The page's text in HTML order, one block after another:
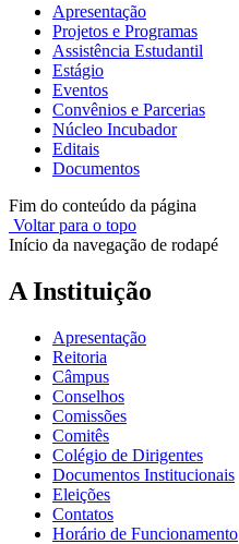
Apresentação
Projetos e Programas
Assistência Estudantil
Estágio
Eventos
Convênios e Parcerias
Núcleo Incubador
Editais
Documentos
Fim do conteúdo da página
Voltar para o topo
Início da navegação de rodapé
A Instituição
Apresentação
Reitoria
Câmpus
Conselhos
Comissões
Comitês
Colégio de Dirigentes
Documentos Institucionais
Eleições
Contatos
Horário de Funcionamento